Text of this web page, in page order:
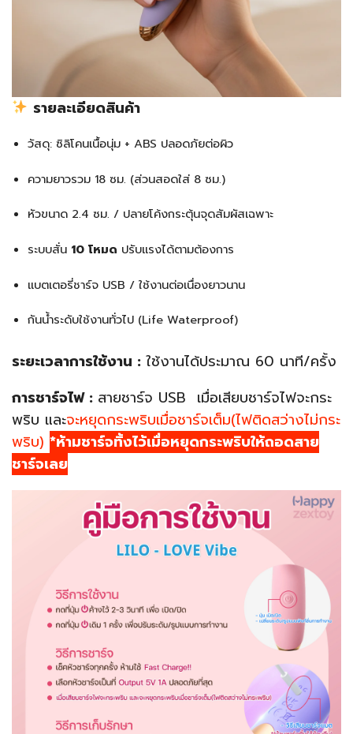
รายละเอียดสินค้า
วัสดุ: ซิลิโคนเนื้อนุ่ม + ABS ปลอดภัยต่อผิว
ความยาวรวม 18 ซม. (ส่วนสอดใส่ 8 ซม.)
หัวขนาด 2.4 ซม. / ปลายโค้งกระตุ้นจุดสัมผัสเฉพาะ
ระบบสั่น 10 โหมด ปรับแรงได้ตามต้องการ
แบตเตอรี่ชาร์จ USB / ใช้งานต่อเนื่องยาวนาน
กันน้ำระดับใช้งานทั่วไป (Life Waterproof)
ระยะเวลาการใช้งาน : ใช้งานได้ประมาณ 60 นาที/ครั้ง
การชาร์จไฟ : สายชาร์จ USB เมื่อเสียบชาร์จไฟจะกระ
พริบ และจะหยุดกระพริบเมื่อชาร์จเต็ม(ไฟติดสว่างไม่กระ
พริบ) *ห้ามชาร์จทิ้งไว้เมื่อหยุดกระพริบให้ถอดสาย
ชาร์จเลย